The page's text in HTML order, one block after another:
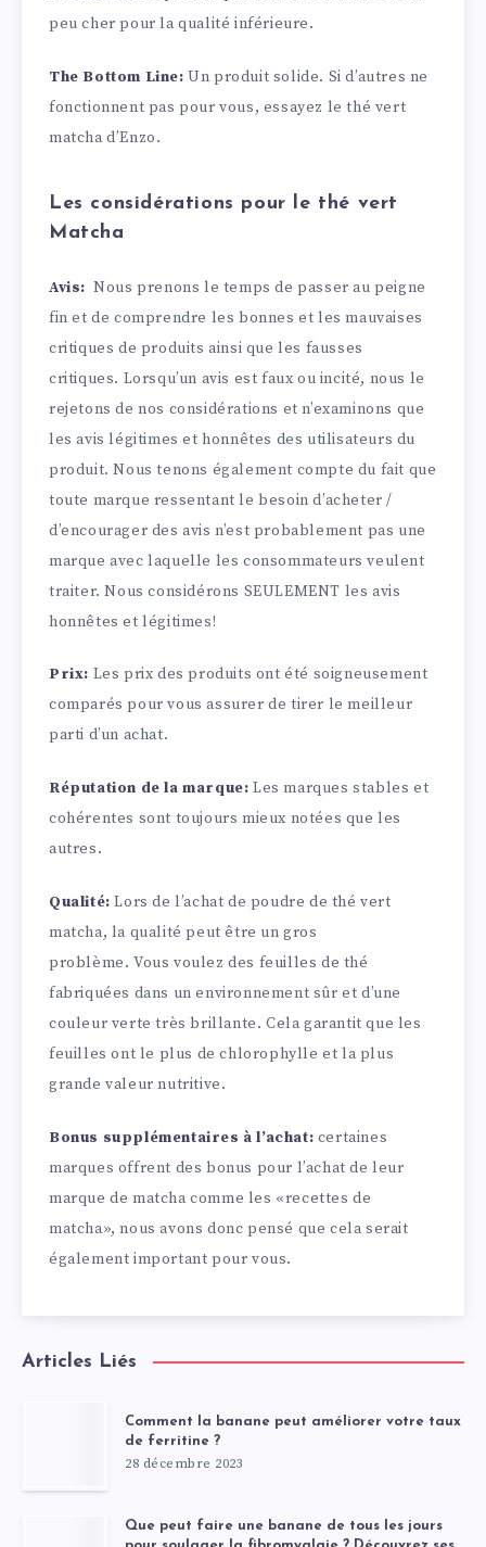
peu cher pour la qualité inférieure.
The Bottom Line: Un produit solide. Si d’autres ne
fonctionnent pas pour vous, essayez le thé vert
matcha d’Enzo.
Les considérations pour le thé vert
Matcha
Avis: Nous prenons le temps de passer au peigne
fin et de comprendre les bonnes et les mauvaises
critiques de produits ainsi que les fausses
critiques. Lorsqu’un avis est faux ou incité, nous le
rejetons de nos considérations et n’examinons que
les avis légitimes et honnêtes des utilisateurs du
produit. Nous tenons également compte du fait que
toute marque ressentant le besoin d’acheter /
d’encourager des avis n’est probablement pas une
marque avec laquelle les consommateurs veulent
traiter. Nous considérons SEULEMENT les avis
honnêtes et légitimes!
Prix: Les prix des produits ont été soigneusement
comparés pour vous assurer de tirer le meilleur
parti d’un achat.
Réputation de la marque: Les marques stables et
cohérentes sont toujours mieux notées que les
autres.
Qualité: Lors de l’achat de poudre de thé vert
matcha, la qualité peut être un gros
problème. Vous voulez des feuilles de thé
fabriquées dans un environnement sûr et d’une
couleur verte très brillante. Cela garantit que les
feuilles ont le plus de chlorophylle et la plus
grande valeur nutritive.
Bonus supplémentaires à l’achat: certaines
marques offrent des bonus pour l’achat de leur
marque de matcha comme les «recettes de
matcha», nous avons donc pensé que cela serait
également important pour vous.
Articles Liés
Comment la banane peut améliorer votre taux
de ferritine ?
28 décembre 2023
Que peut faire une banane de tous les jours